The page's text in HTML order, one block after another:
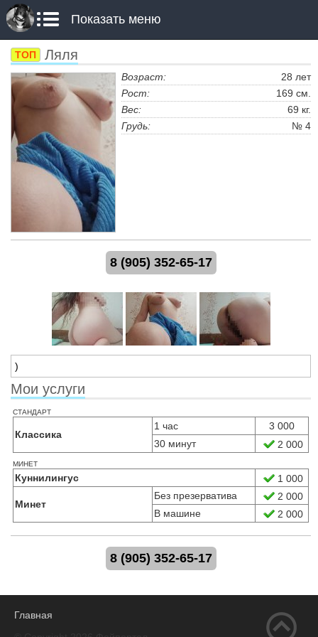
Показать меню
ТОП Ляля
Возраст:
28 лет
Рост:
169 см.
Вес:
69 кг.
Грудь:
№ 4
8 (905) 352-65-17
)
Мои услуги
стандарт
Классика
1 час
3 000
30 минут
2 000
минет
Куннилингус
1 000
Минет
Без презерватива
2 000
В машине
2 000
8 (905) 352-65-17
Главная